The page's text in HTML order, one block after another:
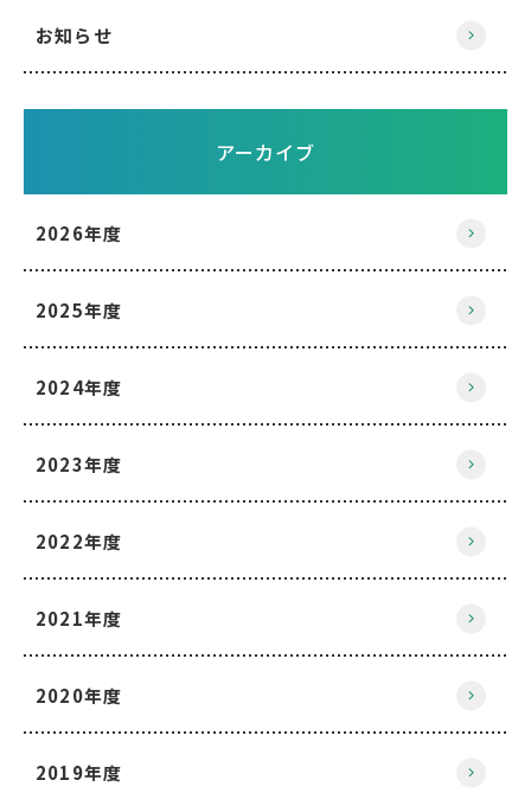
お知らせ
アーカイブ
2026年度
2025年度
2024年度
2023年度
2022年度
2021年度
2020年度
2019年度